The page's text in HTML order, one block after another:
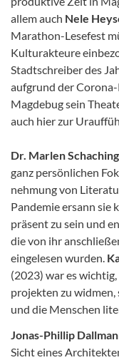
allem auch Nele
Marathon-Lesefest
Kulturakteure
Stadtschreiber des
aufgrund der
Magdebug sein
auch hier zur
Dr. Marlen
ganz persönlichen
nehmung von
Pandemie ersann sie
präsent zu sein und
die von ihr
eingelesen wurden.
(2023) war es
pro­jekten zu
und die Menschen
Jonas-Phillip
Sicht eines